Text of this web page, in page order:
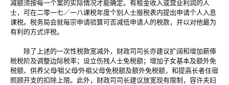
减额须按每一个案的实际情况才能确定。有租金收入或营业利润的人
士，可在二零一七／一八课税年度个别人士报税表内提出申请个人入息
课税。税务局会就每宗申请验算可否减低申请人的税款，并以对他最为
有利的方式评税。
除了上述的一次性税款宽减外，财政司司长亦建议扩阔和增加薪俸
税税阶及调整边际税率；设立伤残人士免税额；增加子女基本及额外免
税额、供养父母∕祖父母∕外祖父母免税额及额外免税额，和提高长者住宿
照顾开支的扣除上限。此外，财政司司长建议放宽现有限制，容许夫妇